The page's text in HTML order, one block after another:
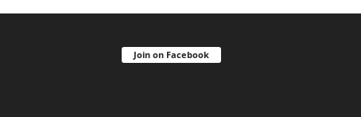
Join on Facebook